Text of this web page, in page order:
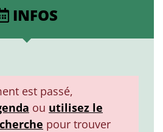
INFOS
est passé,
ou utilisez le
pour trouver